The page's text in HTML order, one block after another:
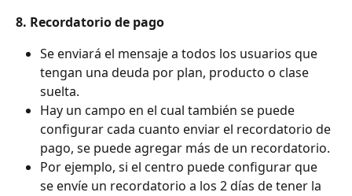
8. Recordatorio de pago
Se enviará el mensaje a todos los usuarios que
tengan una deuda por plan, producto o clase
suelta.
Hay un campo en el cual también se puede
configurar cada cuanto enviar el recordatorio de
pago, se puede agregar más de un recordatorio.
Por ejemplo, si el centro puede configurar que
se envíe un recordatorio a los 2 días de tener la